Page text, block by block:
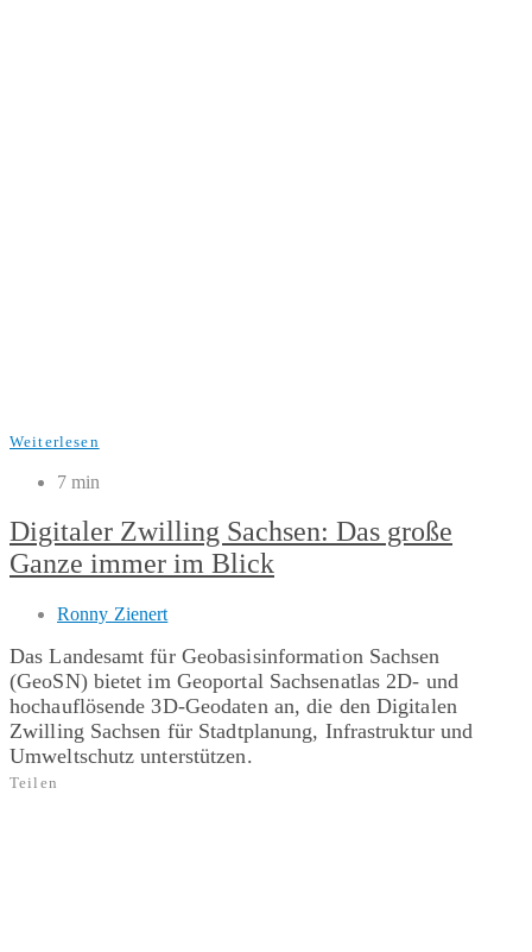
Weiterlesen
7 min
Digitaler Zwilling Sachsen: Das große
Ganze immer im Blick
Ronny Zienert
Das Landesamt für Geobasisinformation Sachsen
(GeoSN) bietet im Geoportal Sachsenatlas 2D- und
hochauflösende 3D-Geodaten an, die den Digitalen
Zwilling Sachsen für Stadtplanung, Infrastruktur und
Umweltschutz unterstützen.
Teilen